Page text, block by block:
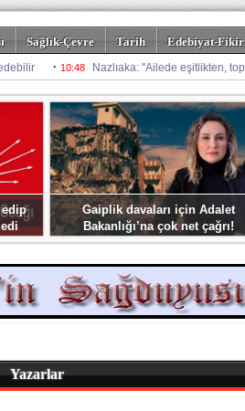
Sağlık-Çevre Tarih
Edebiyat-Fikir
edip
Gaiplik davaları için Adalet
Bakanlığı’na çok net çağrı!
Yazarlar